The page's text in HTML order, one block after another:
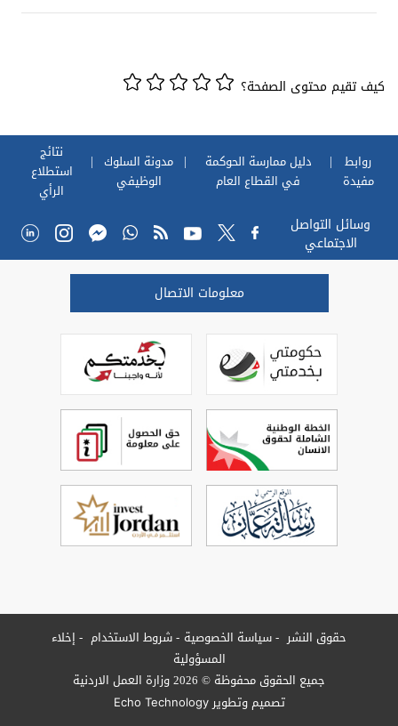
كيف تقيم محتوى الصفحة؟
روابط
مفيدة
دليل ممارسة الحوكمة
في القطاع العام
مدونة السلوك
الوظيفي
نتائج
استطلاع
الرأي
وسائل التواصل
الاجتماعي
معلومات الاتصال
حقوق النشر سياسة الخصوصية شروط الاستخدام
إخلاء
المسؤولية
جميع الحقوق محفوظة © 2026 وزارة العمل الاردنية
تصميم وتطويرEcho Technology